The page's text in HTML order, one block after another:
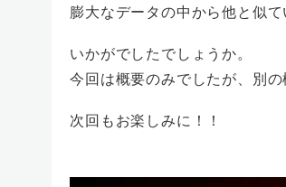
膨大なデータの中から他と似
いかがでしたでしょうか。
今回は概要のみでしたが、別
次回もお楽しみに！！